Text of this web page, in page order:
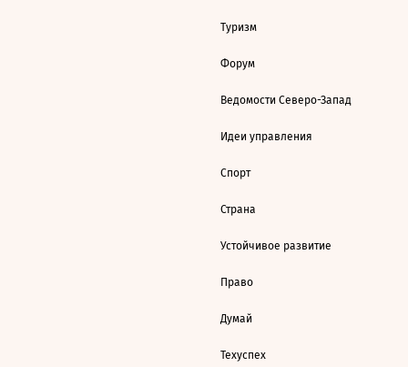
Туризм
Форум
Ведомости Северо-Запад
Идеи управления
Спорт
Страна
Устойчивое развитие
Право
Думай
Техуспех